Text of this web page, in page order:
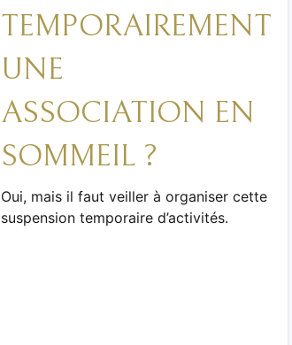
TEMPORAIREMENT
UNE
ASSOCIATION EN
SOMMEIL ?
Oui, mais il faut veiller à organiser cette
suspension temporaire d’activités.